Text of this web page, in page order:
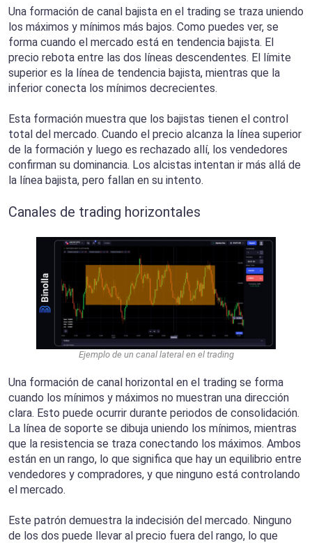
Una formación de canal bajista en el trading se traza uniendo
los máximos y mínimos más bajos. Como puedes ver, se
forma cuando el mercado está en tendencia bajista. El
precio rebota entre las dos líneas descendentes. El límite
superior es la línea de tendencia bajista, mientras que la
inferior conecta los mínimos decrecientes.
Esta formación muestra que los bajistas tienen el control
total del mercado. Cuando el precio alcanza la línea superior
de la formación y luego es rechazado allí, los vendedores
confirman su dominancia. Los alcistas intentan ir más allá de
la línea bajista, pero fallan en su intento.
Canales de trading horizontales
Ejemplo de un canal lateral en el trading
Una formación de canal horizontal en el trading se forma
cuando los mínimos y máximos no muestran una dirección
clara. Esto puede ocurrir durante periodos de consolidación.
La línea de soporte se dibuja uniendo los mínimos, mientras
que la resistencia se traza conectando los máximos. Ambos
están en un rango, lo que significa que hay un equilibrio entre
vendedores y compradores, y que ninguno está controlando
el mercado.
Este patrón demuestra la indecisión del mercado. Ninguno
de los dos puede llevar al precio fuera del rango, lo que